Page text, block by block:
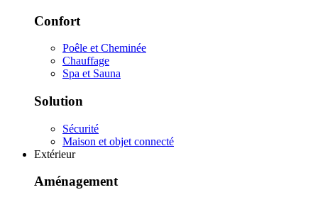
Confort
Poêle et Cheminée
Chauffage
Spa et Sauna
Solution
Sécurité
Maison et objet connecté
Extérieur
Aménagement